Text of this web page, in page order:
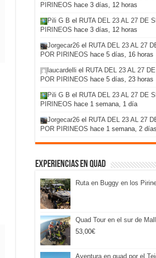
PIRINEOS hace 3 días, 12 horas
Pili G B el RUTA DEL 23 AL 27 DE
PIRINEOS hace 3 días, 12 horas
Jorgecar26 el RUTA DEL 23 AL 27
POR PIRINEOS hace 5 días, 16 horas
laucardelli el RUTA DEL 23 AL 27
POR PIRINEOS hace 5 días, 23 horas
Pili G B el RUTA DEL 23 AL 27 DE
PIRINEOS hace 1 semana, 1 día
Jorgecar26 el RUTA DEL 23 AL 27
POR PIRINEOS hace 1 semana, 2 días
Experiencias en Quad
Ruta en Buggy en los
Quad Tour en el sur de
53,00€
Aventura en quad por el